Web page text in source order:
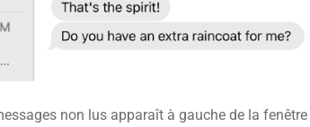
non lus apparaît à gauche de la fenêtre